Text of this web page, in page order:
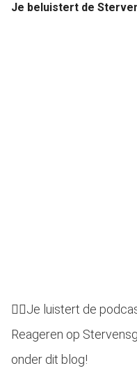
Je beluistert de
👉🏻Je luistert de
Reageren op
onder dit blog!